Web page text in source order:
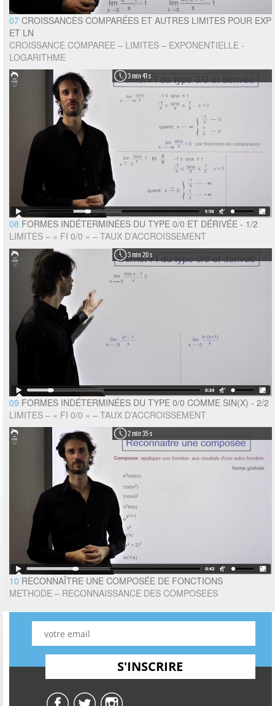
07 CROISSANCES COMPARÉES ET AUTRES LIMITES POUR EXP
ET LN
CROISSANCE COMPAREE – LIMITES – EXPONENTIELLE -
LOGARITHME
3 min 41 s
08 FORMES INDÉTERMINÉES DU TYPE 0/0 ET DÉRIVÉE - 1/2
LIMITES – « FI 0/0 » – TAUX D’ACCROISSEMENT
3 min 20 s
09 FORMES INDÉTERMINÉES DU TYPE 0/0 COMME SIN(X) - 2/2
LIMITES – « FI 0/0 » – TAUX D’ACCROISSEMENT
2 min 35 s
10 RECONNAÎTRE UNE COMPOSÉE DE FONCTIONS
METHODE – RECONNAISSANCE DES COMPOSEES